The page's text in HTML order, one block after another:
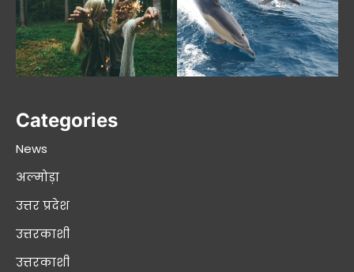
Categories
News
अल्मोड़ा
उत्तर प्रदेश
उत्तरकाशी
उत्तरकाशी